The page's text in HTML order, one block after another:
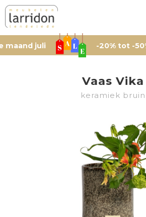
juli -20% tot -50% op
Vaas Vika
keramiek bruin